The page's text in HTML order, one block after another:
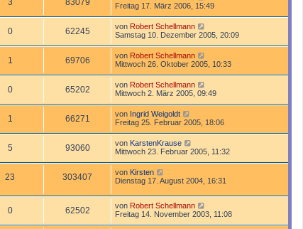
3 83079
Freitag 17. März 2006, 15:49
0 62245 von Robert Schellmann
Samstag 10. Dezember 2005, 20:09
1 69706 von Robert Schellmann
Mittwoch 26. Oktober 2005, 10:33
0 65202 von Robert Schellmann
Mittwoch 2. März 2005, 09:49
1 66271 von Ingrid Weigoldt
Freitag 25. Februar 2005, 18:06
5 93060 von KarstenKrause
Mittwoch 23. Februar 2005, 11:32
23 303407 von Kirsten
Dienstag 17. August 2004, 16:31
0 62502 von Robert Schellmann
Freitag 14. November 2003, 11:08